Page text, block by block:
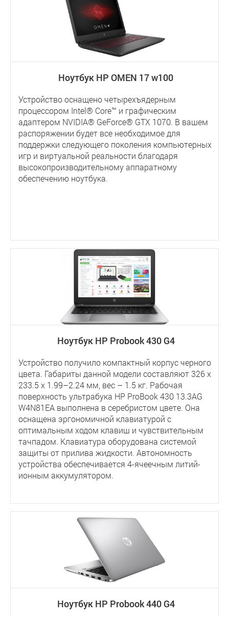
Ноутбук HP OMEN 17 w100
Устройство оснащено четырехъядерным
процессором Intel® Core™ и графическим
адаптером NVIDIA® GeForce® GTX 1070. В вашем
распоряжении будет все необходимое для
поддержки следующего поколения компьютерных
игр и виртуальной реальности благодаря
высокопроизводительному аппаратному
обеспечению ноутбука.
Ноутбук HP Probook 430 G4
Устройство получило компактный корпус черного
цвета. Габариты данной модели составляют 326 x
233.5 x 1.99–2.24 мм, вес – 1.5 кг. Рабочая
поверхность ультрабука HP ProBook 430 13.3AG
W4N81EA выполнена в серебристом цвете. Она
оснащена эргономичной клавиатурой с
оптимальным ходом клавиш и чувствительным
тачпадом. Клавиатура оборудована системой
защиты от прилива жидкости. Автономность
устройства обеспечивается 4-ячеечным литий-
ионным аккумулятором.
Ноутбук HP Probook 440 G4